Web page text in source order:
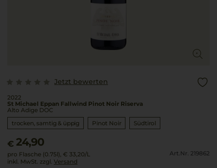
Jetzt bewerten
2022
St Michael Eppan Fallwind Pinot Noir Riserva
Alto Adige DOC
trocken, samtig & üppig
Pinot Noir Südtirol
€ 24,90
pro Flasche (0.75l), € 33,20/L
inkl. MwSt. zzgl. Versand
Art.Nr. 219862